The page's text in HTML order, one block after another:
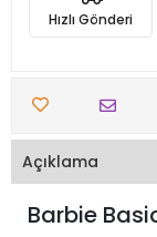
Hızlı Gönderi
Açıklama
Barbie